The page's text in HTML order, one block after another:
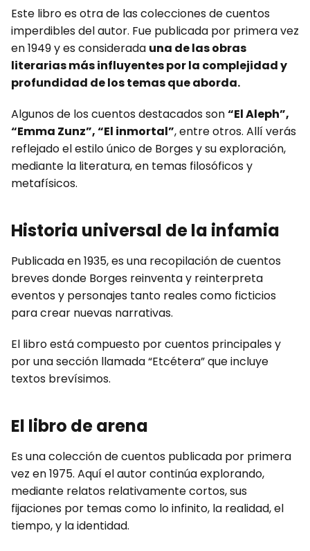
Este libro es otra de las colecciones de cuentos
imperdibles del autor. Fue publicada por primera vez
en 1949 y es considerada una de las obras
literarias más influyentes por la complejidad y
profundidad de los temas que aborda.
Algunos de los cuentos destacados son“El Aleph”,
“Emma Zunz”, “El inmortal”, entre otros. Allí verás
reflejado el estilo único de Borges y su exploración,
mediante la literatura, en temas filosóficos y
metafísicos.
Historia universal de la infamia
Publicada en 1935, es una recopilación de cuentos
breves donde Borges reinventa y reinterpreta
eventos y personajes tanto reales como ficticios
para crear nuevas narrativas.
El libro está compuesto por cuentos principales y
por una sección llamada “Etcétera” que incluye
textos brevísimos.
El libro de arena
Es una colección de cuentos publicada por primera
vez en 1975. Aquí el autor continúa explorando,
mediante relatos relativamente cortos, sus
fijaciones por temas como lo infinito, la realidad, el
tiempo, y la identidad.